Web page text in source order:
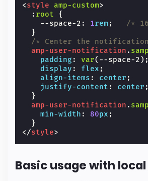
<style amp-custom>
: root
{
--space-2 : 1rem ;
/*
}
/* Center the
amp-user-notification .
padding : var( --space-2 );
display : flex ;
align-items : center ;
justify-content : center ;
}
amp-user-notification .
min-width : 80px ;
}
</style>
Basic usage with